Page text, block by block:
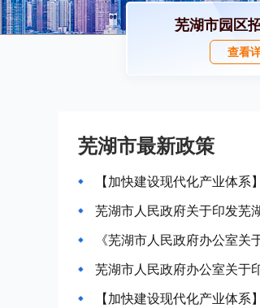
芜湖市园区
查看
芜湖市最新政策
【加快建设现代化产业体
芜湖市人民政府关于印发芜
《芜湖市人民政府办公室
【加快建设现代化产业体系